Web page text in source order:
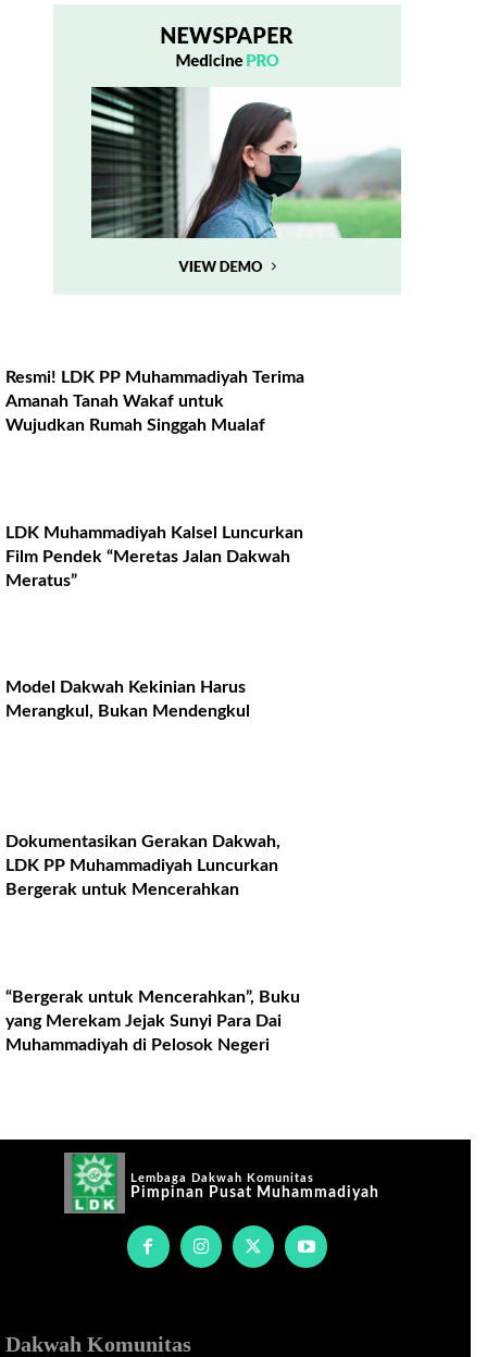
Resmi! LDK PP Muhammadiyah Terima
Amanah Tanah Wakaf untuk
Wujudkan Rumah Singgah Mualaf
LDK Muhammadiyah Kalsel Luncurkan
Film Pendek “Meretas Jalan Dakwah
Meratus”
Model Dakwah Kekinian Harus
Merangkul, Bukan Mendengkul
Dokumentasikan Gerakan Dakwah,
LDK PP Muhammadiyah Luncurkan
Bergerak untuk Mencerahkan
“Bergerak untuk Mencerahkan”, Buku
yang Merekam Jejak Sunyi Para Dai
Muhammadiyah di Pelosok Negeri
Lembaga Dakwah Komunitas
Pimpinan Pusat Muhammadiyah
Dakwah Komunitas